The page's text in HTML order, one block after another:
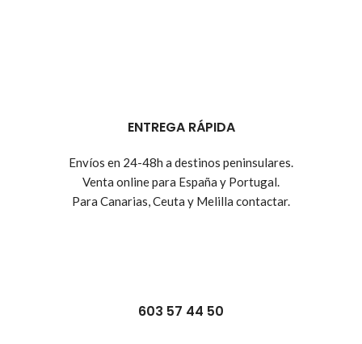
ENTREGA RÁPIDA
Envíos en 24-48h a destinos peninsulares.
Venta online para España y Portugal.
Para Canarias, Ceuta y Melilla contactar.
603 57 44 50